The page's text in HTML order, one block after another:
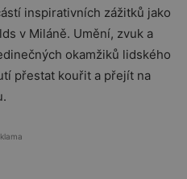
inspirativních zážitků jako
v Miláně. Umění, zvuk a
okamžiků lidského
přestat kouřit a přejít na